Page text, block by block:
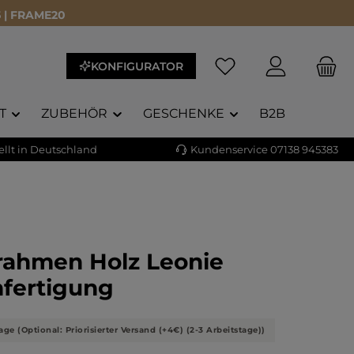
| FRAME20
KONFIGURATOR
ZUBEHÖR GESCHENKE B2B
in Deutschland Kundenservice 07138 945383
Holz Leonie
(Optional: Priorisierter Versand (+4€) (2-3 Arbeitstage))